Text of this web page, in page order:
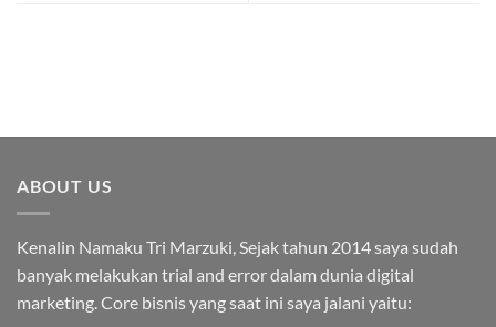
ABOUT US
Kenalin Namaku Tri Marzuki, Sejak tahun 2014 saya sudah
banyak melakukan trial and error dalam dunia digital
marketing. Core bisnis yang saat ini saya jalani yaitu: